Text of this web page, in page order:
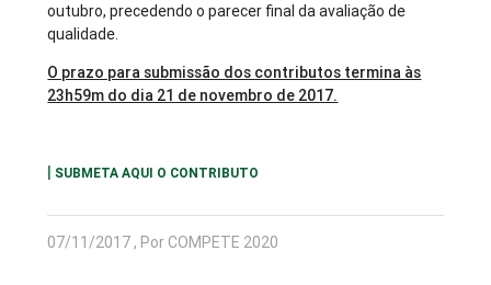
outubro, precedendo o parecer final da avaliação de
qualidade.
O prazo para submissão dos contributos termina às
23h59m do dia 21 de novembro de 2017.
SUBMETA AQUI O CONTRIBUTO
07/11/2017 , Por COMPETE 2020